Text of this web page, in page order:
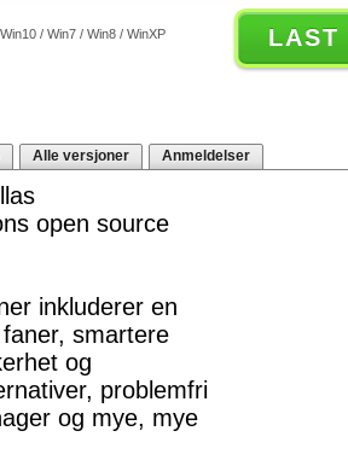
/ Win7 / Win8 / WinXP LAST
Alle versjoner Anmeldelser
open source
inkluderer en
smartere
og
problemfri
og mye, mye